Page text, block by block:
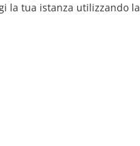
la tua istanza utilizzando la